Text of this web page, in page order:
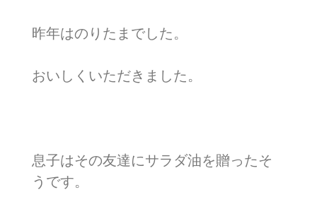
昨年はのりたまでした。
おいしくいただきました。
息子はその友達にサラダ油を贈ったそ
うです。